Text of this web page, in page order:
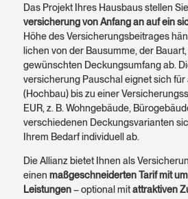
Das Projekt Ihres Hausbaus stellen
versicherung von Anfang an auf ein
Höhe des Versicherungs­beitrages
lichen von der Bausumme, der
gewünschten Deckungs­umfang ab.
versicherung Pauschal eignet sich für
(Hochbau) bis zu einer
EUR, z. B. Wohn­gebäude,
verschiedenen Deckungs­varianten
Ihrem Bedarf indivi­duell ab.
Die Allianz bietet Ihnen als
einen maß­ge­schneiderten Tarif mit
Leistungen– optional mitattrak­tiven